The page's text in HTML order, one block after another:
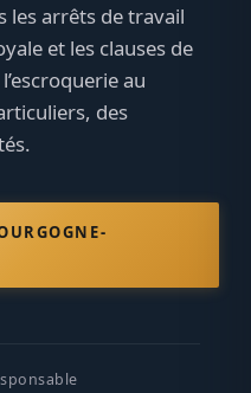
les arrêts de travail
et les clauses de
au
des